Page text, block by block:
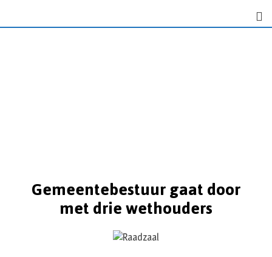
Gemeentebestuur gaat door
met drie wethouders